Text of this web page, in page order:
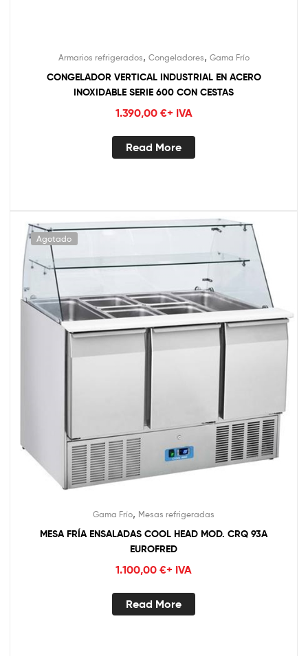
Armarios refrigerados, Congeladores, Gama Frío
CONGELADOR VERTICAL INDUSTRIAL EN ACERO
INOXIDABLE SERIE 600 CON CESTAS
1.390,00 €+ IVA
Read More
Agotado
Gama Frío, Mesas refrigeradas
MESA FRÍA ENSALADAS COOL HEAD MOD. CRQ 93A
EUROFRED
1.100,00 €+ IVA
Read More